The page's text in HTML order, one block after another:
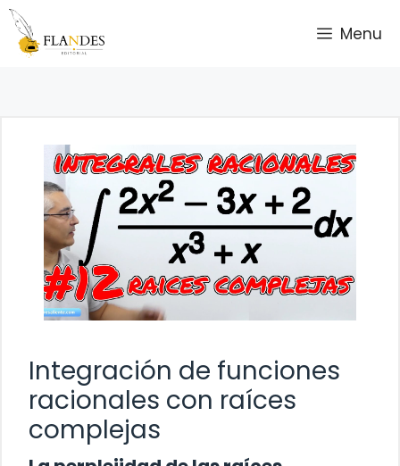
Saltar
contenido
Menu
Integración de funciones
racionales con raíces
complejas